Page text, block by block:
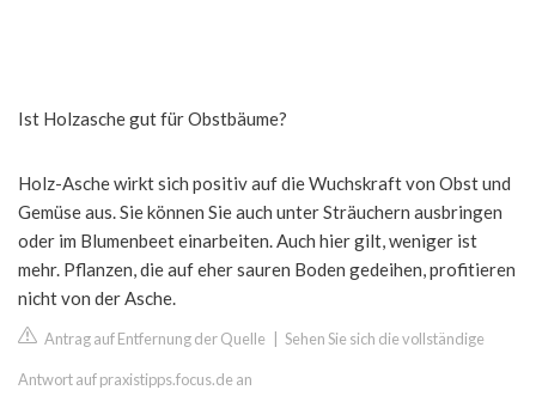
Ist Holzasche gut für Obstbäume?
Holz-Asche wirkt sich positiv auf die Wuchskraft von Obst und
Gemüse aus. Sie können Sie auch unter Sträuchern ausbringen
oder im Blumenbeet einarbeiten. Auch hier gilt, weniger ist
mehr. Pflanzen, die auf eher sauren Boden gedeihen, profitieren
nicht von der Asche.
Antrag auf Entfernung der Quelle Sehen Sie sich die vollständige
Antwort auf praxistipps.focus.de an